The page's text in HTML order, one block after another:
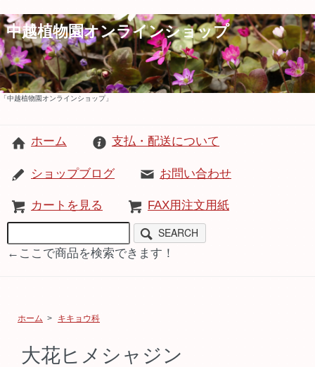
中越植物園オンラインショップ
「中越植物園オンラインショップ」
ホーム 支払・配送について
ショップブログ お問い合わせ
カートを見る FAX用注文用紙
SEARCH
←ここで商品を検索できます！
ホーム > キキョウ科
大花ヒメシャジン